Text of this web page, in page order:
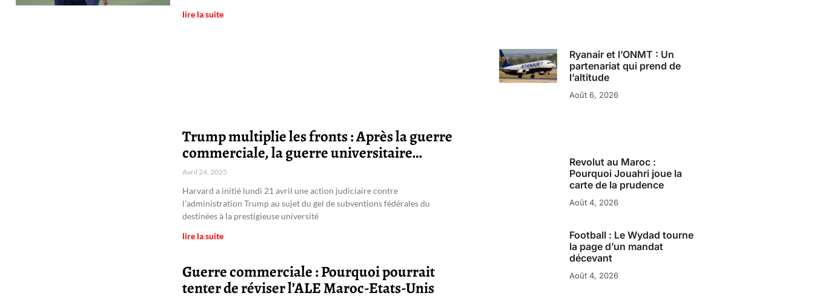
lire la suite
Trump multiplie les fronts : Après la guerre
commerciale, la guerre universitaire…
Avril 24, 2025
Harvard a initié lundi 21 avril une action judiciaire contre
l’administration Trump au sujet du gel de subventions fédérales du
destinées à la prestigieuse université
lire la suite
Guerre commerciale : Pourquoi pourrait
tenter de réviser l’ALE Maroc-Etats-Unis
Ryanair et l’ONMT : Un
partenariat qui prend de
l’altitude
Août 6, 2026
Revolut au Maroc :
Pourquoi Jouahri joue la
carte de la prudence
Août 4, 2026
Football : Le Wydad tourne
la page d’un mandat
décevant
Août 4, 2026